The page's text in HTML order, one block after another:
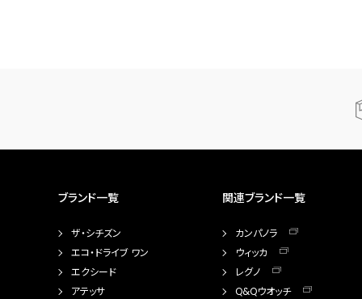
ブランド一覧
ザ・シチズン
エコ・ドライブ ワン
エクシード
アテッサ
関連ブランド一覧
カンパノラ
ウィッカ
レグノ
Q&Qウオッチ